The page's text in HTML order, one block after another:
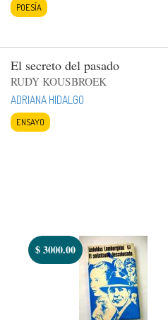
POESÍA
El secreto del pasado
RUDY KOUSBROEK
ADRIANA HIDALGO
ENSAYO
$3000.00